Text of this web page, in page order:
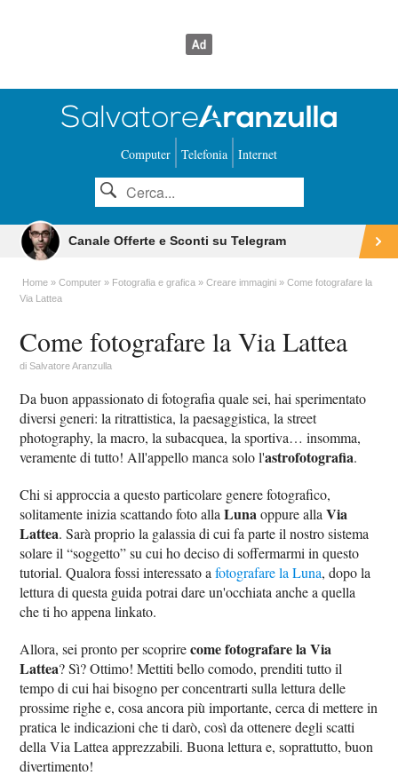
Computer Telefonia Internet
Canale Offerte e Sconti su Telegram
Home Computer Fotografia e grafica Creare immagini
Come fotografare la
Via Lattea
Come fotografare la Via Lattea
diSalvatore Aranzulla
Da buon appassionato di fotografia quale sei, hai sperimentato
diversi generi: la ritrattistica, la paesaggistica, la street
photography, la macro, la subacquea, la sportiva… insomma,
veramente di tutto! All'appello manca solo l'astrofotografia.
Chi si approccia a questo particolare genere fotografico,
solitamente inizia scattando foto allaLunaoppure allaVia
Lattea. Sarà proprio la galassia di cui fa parte il nostro sistema
solare il “soggetto” su cui ho deciso di soffermarmi in questo
tutorial. Qualora fossi interessato afotografare la Luna, dopo la
lettura di questa guida potrai dare un'occhiata anche a quella
che ti ho appena linkato.
Allora, sei pronto per scoprirecome fotografare la Via
Lattea? Sì? Ottimo! Mettiti bello comodo, prenditi tutto il
tempo di cui hai bisogno per concentrarti sulla lettura delle
prossime righe e, cosa ancora più importante, cerca di mettere in
pratica le indicazioni che ti darò, così da ottenere degli scatti
della Via Lattea apprezzabili. Buona lettura e, soprattutto, buon
divertimento!